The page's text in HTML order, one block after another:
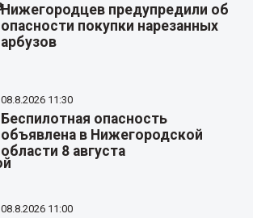
Нижегородцев предупредили об
опасности покупки нарезанных
арбузов
08.8.2026 11:30
Беспилотная опасность
объявлена в Нижегородской
области 8 августа
08.8.2026 11:00